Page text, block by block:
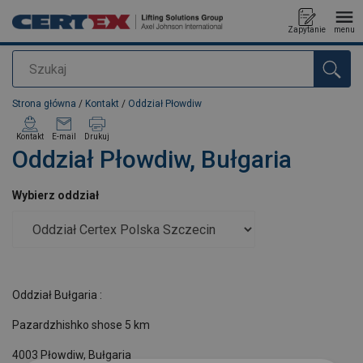
Szukaj
Zapytanie menu
Dodano do zapytania
Strona główna / Kontakt / Oddział Płowdiw
Oddział Płowdiw, Bułgaria
Kontakt E-mail Drukuj
Wybierz oddział
Oddział Bułgaria :
Pazardzhishko shose 5 km
4003 Płowdiw, Bułgaria